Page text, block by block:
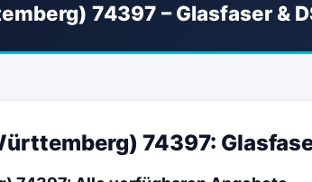
74397 – Glasfaser &
74397: